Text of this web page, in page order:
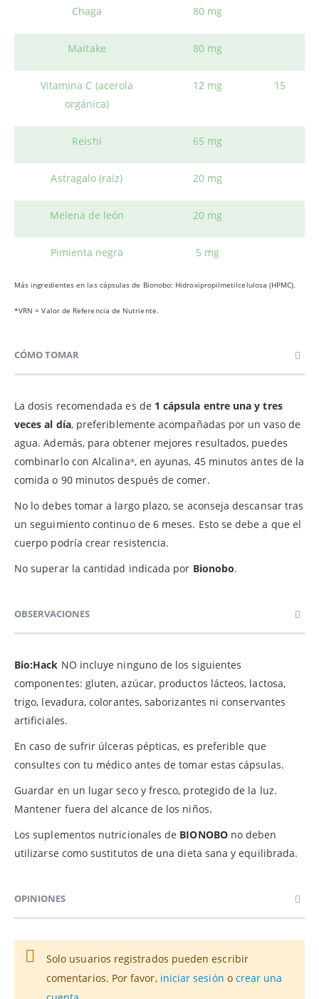
Chaga 80 mg
Maitake 80 mg
Vitamina C (acerola
orgánica)
12 mg 15
Reishi 65 mg
Astragalo (raíz) 20 mg
Melena de león 20 mg
Pimienta negra 5 mg
Más ingredientes en las cápsulas de Bionobo: Hidroxipropilmetilcelulosa (HPMC).
*VRN = Valor de Referencia de Nutriente.
CÓMO TOMAR
La dosis recomendada es de 1 cápsula entre una y tres
veces al día, preferiblemente acompañadas por un vaso de
agua. Además, para obtener mejores resultados, puedes
combinarlo con Alcalina®, en ayunas, 45 minutos antes de la
comida o 90 minutos después de comer.
No lo debes tomar a largo plazo, se aconseja descansar tras
un seguimiento continuo de 6 meses. Esto se debe a que el
cuerpo podría crear resistencia.
No superar la cantidad indicada por Bionobo.
OBSERVACIONES
Bio:Hack NO incluye ninguno de los siguientes
componentes: gluten, azúcar, productos lácteos, lactosa,
trigo, levadura, colorantes, saborizantes ni conservantes
artificiales.
En caso de sufrir úlceras pépticas, es preferible que
consultes con tu médico antes de tomar estas cápsulas.
Guardar en un lugar seco y fresco, protegido de la luz.
Mantener fuera del alcance de los niños.
Los suplementos nutricionales de BIONOBOno deben
utilizarse como sustitutos de una dieta sana y equilibrada.
OPINIONES
Solo usuarios registrados pueden escribir
comentarios. Por favor, iniciar sesión o crear una